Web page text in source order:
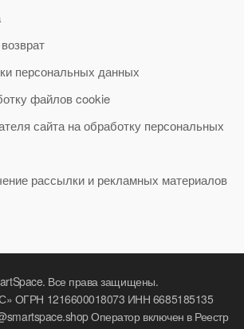
персональных данных
файлов cookie
сайта на обработку персональных
рассылки и рекламных материалов
Все права защищены.
1216600018073 ИНН 6685185135
Оператор включен в Реестр